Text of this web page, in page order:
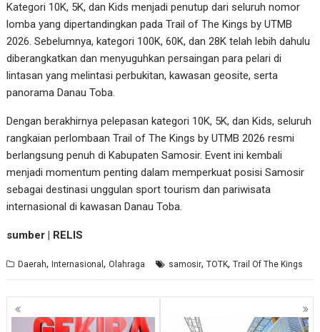
Kategori 10K, 5K, dan Kids menjadi penutup dari seluruh nomor
lomba yang dipertandingkan pada Trail of The Kings by UTMB
2026. Sebelumnya, kategori 100K, 60K, dan 28K telah lebih dahulu
diberangkatkan dan menyuguhkan persaingan para pelari di
lintasan yang melintasi perbukitan, kawasan geosite, serta
panorama Danau Toba.
Dengan berakhirnya pelepasan kategori 10K, 5K, dan Kids, seluruh
rangkaian perlombaan Trail of The Kings by UTMB 2026 resmi
berlangsung penuh di Kabupaten Samosir. Event ini kembali
menjadi momentum penting dalam memperkuat posisi Samosir
sebagai destinasi unggulan sport tourism dan pariwisata
internasional di kawasan Danau Toba.
sumber | RELIS
Daerah,Internasional,Olahraga samosir,TOTK,Trail Of The Kings
Navigasi
pos